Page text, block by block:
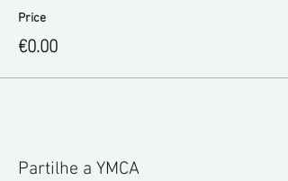
Price
€0.00
Partilhe a YMCA